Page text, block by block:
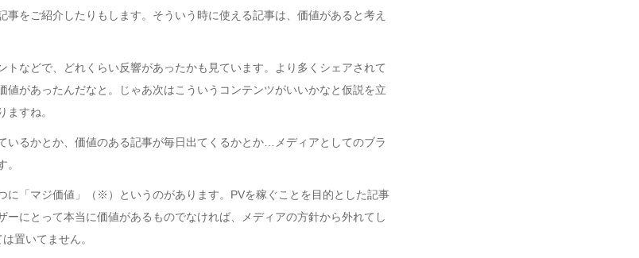
事をご紹介したりもします。そういう時に使える記事は、価値があると考え
トなどで、どれくらい反響があったかも見ています。より多くシェアされて
値があったんだなと。じゃあ次はこういうコンテンツがいいかなと仮説を立
ますね。
いるかとか、価値のある記事が毎日出てくるかとか…メディアとしてのブラ
。
に「マジ価値」（※）というのがあります。PVを稼ぐことを目的とした記事
ーにとって本当に価値があるものでなければ、メディアの方針から外れてし
置いてません。